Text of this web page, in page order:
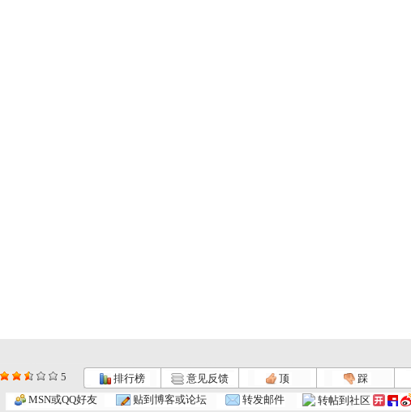
5 排行榜 意见反馈 顶
踩
MSN或QQ好友 贴到博客或论坛 转发邮件 转帖到社区